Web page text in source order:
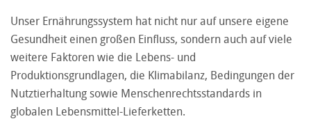
Unser Ernährungssystem hat nicht nur auf unsere eigene
Gesundheit einen großen Einfluss, sondern auch auf viele
weitere Faktoren wie die Lebens- und
Produktionsgrundlagen, die Klimabilanz, Bedingungen der
Nutztierhaltung sowie Menschenrechtsstandards in
globalen Lebensmittel-Lieferketten.